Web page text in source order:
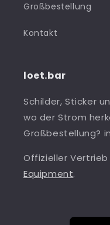
Großbestellung
Kontakt
loet.bar
Schilder, Sticker
wo der Strom
Großbestellung?
Offizieller
Equipment.